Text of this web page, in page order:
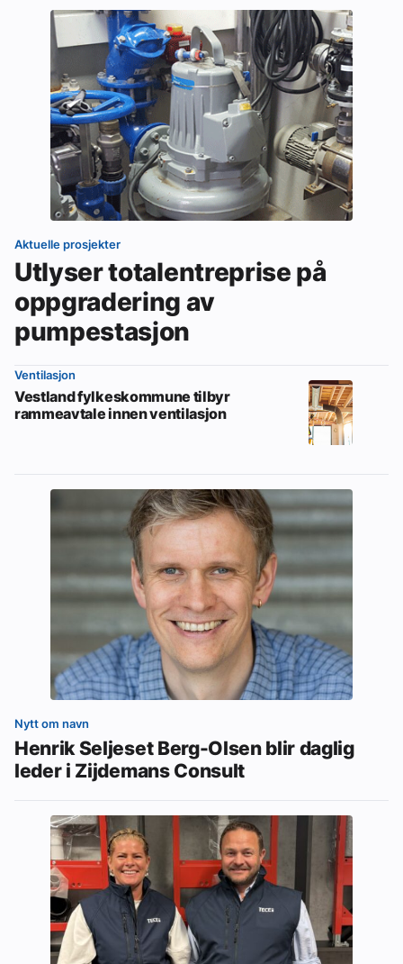
Aktuelle prosjekter
Utlyser totalentreprise på
oppgradering av
pumpestasjon
Ventilasjon
Vestland fylkeskommune tilbyr
rammeavtale innen ventilasjon
Nytt om navn
Henrik Seljeset Berg-Olsen blir daglig
leder i Zijdemans Consult